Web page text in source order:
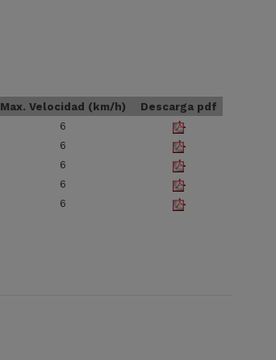
Max. Velocidad (km/h)
Descarga pdf
6
6
6
6
6